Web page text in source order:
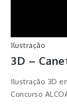
Ilustração
3D –
Ilustração 3D
Concurso